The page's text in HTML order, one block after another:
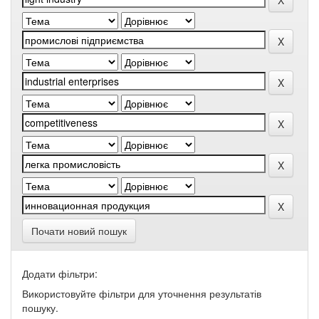
Почати новий пошук
Додати фільтри:
Використовуйте фільтри для уточнення результатів
пошуку.